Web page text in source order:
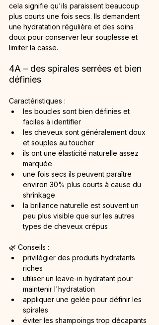
cela signifie qu'ils paraissent beaucoup
plus courts une fois secs. Ils demandent
une hydratation régulière et des soins
doux pour conserver leur souplesse et
limiter la casse.
4A – des spirales serrées et bien
définies
Caractéristiques :
les boucles sont bien définies et
faciles à identifier
les cheveux sont généralement doux
et souples au toucher
ils ont une élasticité naturelle assez
marquée
une fois secs ils peuvent paraître
environ 30% plus courts à cause du
shrinkage
la brillance naturelle est souvent un
peu plus visible que sur les autres
types de cheveux crépus
🌿 Conseils :
privilégier des produits hydratants
riches
utiliser un leave-in hydratant pour
maintenir l'hydratation
appliquer une gelée pour définir les
spirales
éviter les shampoings trop décapants